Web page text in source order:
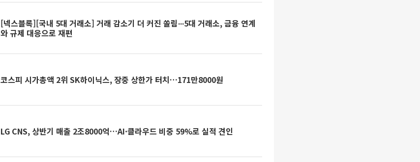
[넥스블록][국내 5대 거래소] 거래 감소기 더 커진 쏠림∙∙∙5대 거래소, 금융 연계
와 규제 대응으로 재편
코스피 시가총액 2위 SK하이닉스, 장중 상한가 터치…171만8000원
LG CNS, 상반기 매출 2조8000억…AI·클라우드 비중 59%로 실적 견인